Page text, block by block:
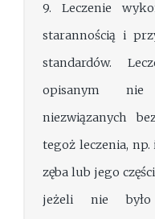
9. Leczenie
starannością i
standardów.
opisanym nie
niezwiązanych
tegoż leczenia, np.
zęba lub jego
jeżeli nie